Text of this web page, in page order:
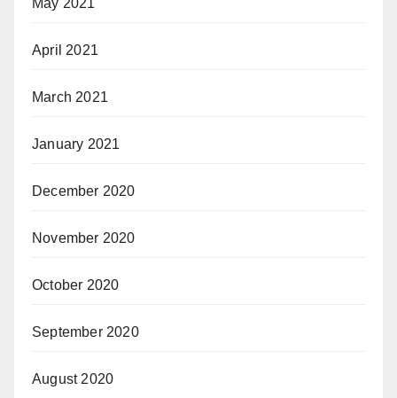
May 2021
April 2021
March 2021
January 2021
December 2020
November 2020
October 2020
September 2020
August 2020